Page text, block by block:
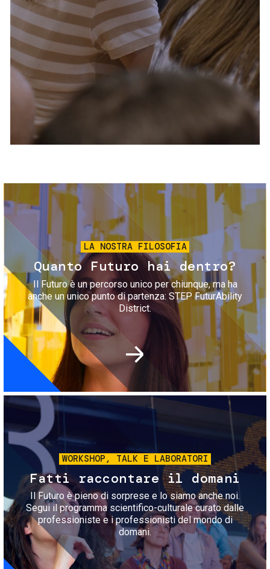
Servizi e accessibilità
Contatti
FAQ
Biglietti
Immagine
LA NOSTRA FILOSOFIA
Quanto Futuro hai dentro?
Il Futuro è un percorso unico per chiunque, ma ha
anche un unico punto di partenza: STEP FuturAbility
District.
Immagine
WORKSHOP, TALK E LABORATORI
Fatti raccontare il domani
Il Futuro è pieno di sorprese e lo siamo anche noi.
Segui il programma scientifico-culturale curato dalle
professioniste e i professionisti del mondo di
domani.